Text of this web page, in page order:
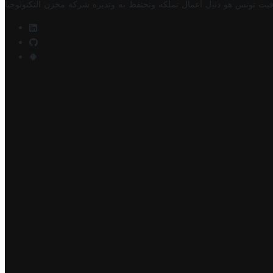
تونس هو دليل أعمال تملكه وتحتفظ به وتديره شركة مخزن التكنولوجيا